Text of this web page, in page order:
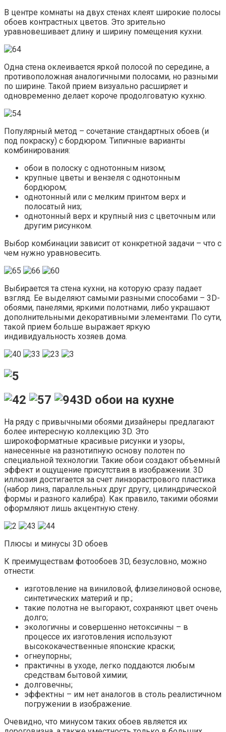
В центре комнаты на двух стенах клеят широкие полосы
обоев контрастных цветов. Это зрительно
уравновешивает длину и ширину помещения кухни.
Одна стена оклеивается яркой полосой по середине, а
противоположная аналогичными полосами, но разными
по ширине. Такой прием визуально расширяет и
одновременно делает короче продолговатую кухню.
Популярный метод – сочетание стандартных обоев (и
под покраску) с бордюром. Типичные варианты
комбинирования:
обои в полоску с однотонным низом;
крупные цветы и вензеля с однотонным
бордюром;
однотонный или с мелким принтом верх и
полосатый низ;
однотонный верх и крупный низ с цветочным или
другим рисунком.
Выбор комбинации зависит от конкретной задачи – что с
чем нужно уравновесить.
Выбирается та стена кухни, на которую сразу падает
взгляд. Ее выделяют самыми разными способами – 3D-
обоями, панелями, яркими полотнами, либо украшают
дополнительными декоративными элементами. По сути,
такой прием больше выражает яркую
индивидуальность хозяев дома.
3D обои на кухне
На ряду с привычными обоями дизайнеры предлагают
более интересную коллекцию 3D. Это
широкоформатные красивые рисунки и узоры,
нанесенные на разнотипную основу полотен по
специальной технологии. Такие обои создают объемный
эффект и ощущение присутствия в изображении. 3D
иллюзия достигается за счет линзорастрового пластика
(набор линз, параллельных друг другу, цилиндрической
формы и разного калибра). Как правило, такими обоями
оформляют лишь акцентную стену.
Плюсы и минусы 3D обоев
К преимуществам фотообоев 3D, безусловно, можно
отнести:
изготовление на виниловой, флизелиновой основе,
синтетических материй и пр.;
такие полотна не выгорают, сохраняют цвет очень
долго;
экологичны и совершенно нетоксичны – в
процессе их изготовления используют
высококачественные японские краски;
огнеупорны;
практичны в уходе, легко поддаются любым
средствам бытовой химии;
долговечны;
эффектны – им нет аналогов в столь реалистичном
погружении в изображение.
Очевидно, что минусом таких обоев является их